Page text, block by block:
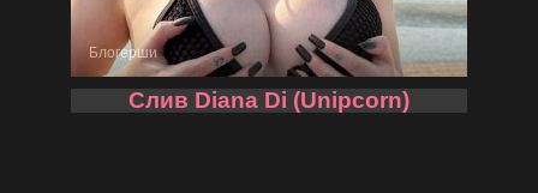
Блогерши
Слив Diana Di (Unipcorn)